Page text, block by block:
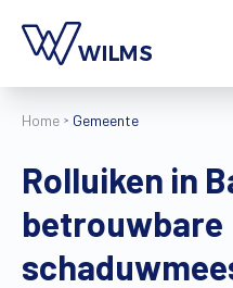
Home Gemeente
Rolluiken in
betrouwbare